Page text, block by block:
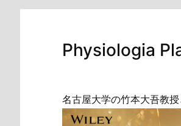
Physiologia
名古屋大学の竹本大吾教